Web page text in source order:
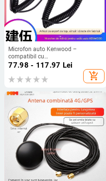
Microfon auto Kenwood –
compatibil cu
TM281/TM481/TM271/TM471/866G
microfon de mână; rază 1.5–3 km;
fără baterie; rezistent la praf
77.98 - 117.97 Lei
add_shopping_cart